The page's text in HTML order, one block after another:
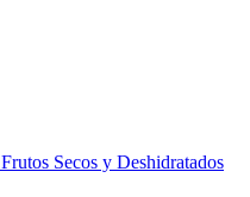
Frutos Secos y Deshidratados